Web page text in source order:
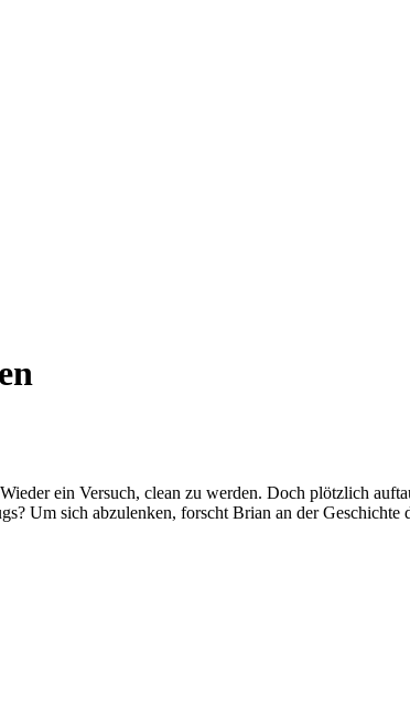
ein Versuch, clean zu werden. Doch plötzlich
Um sich abzulenken, forscht Brian an der Geschichte